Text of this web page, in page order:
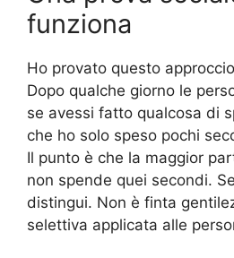
funziona
Ho provato questo
Dopo qualche giorno le
se avessi fatto qualcosa di
che ho solo speso pochi
Il punto è che la maggior
non spende quei secondi.
distingui. Non è finta
selettiva applicata alle